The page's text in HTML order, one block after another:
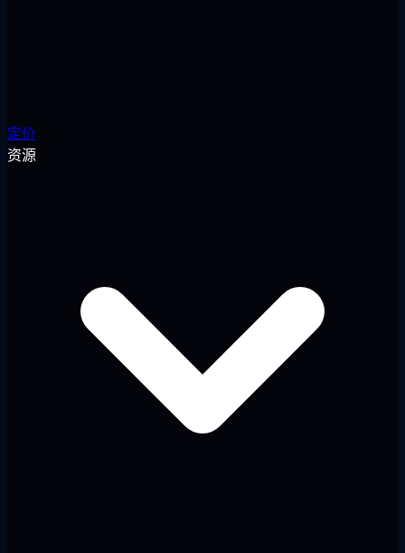
定价
资源